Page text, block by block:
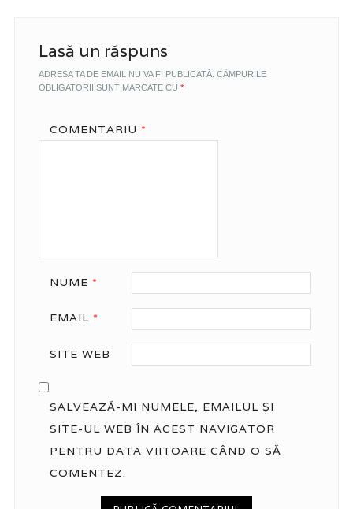
Lasă un răspuns
ADRESA TA DE EMAIL NU VA FI PUBLICATĂ. CÂMPURILE
OBLIGATORII SUNT MARCATE CU *
COMENTARIU *
NUME *
EMAIL *
SITE WEB
SALVEAZĂ-MI NUMELE, EMAILUL ȘI
SITE-UL WEB ÎN ACEST NAVIGATOR
PENTRU DATA VIITOARE CÂND O SĂ
COMENTEZ.